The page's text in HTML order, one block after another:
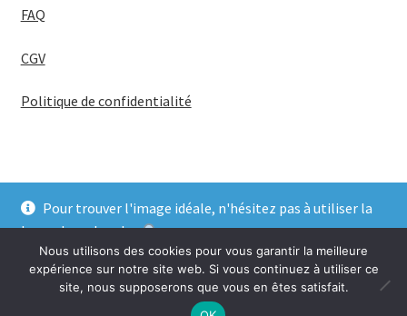
Pour trouver l'image idéale, n'hésitez pas à utiliser la
barre de recherche
Ignorer
FAQ
CGV
Politique de confidentialité
© BadgeGirl® 2026
Nous utilisons des cookies pour vous garantir la meilleure
expérience sur notre site web. Si vous continuez à utiliser ce
site, nous supposerons que vous en êtes satisfait.